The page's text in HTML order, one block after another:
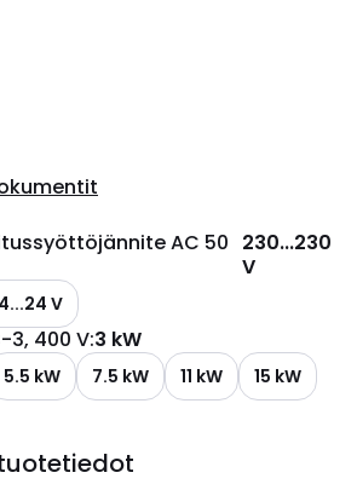
AC 50 230...230
V
V
3, 400 V:3 kW
5.5 kW 7.5 kW 11 kW
15 kW